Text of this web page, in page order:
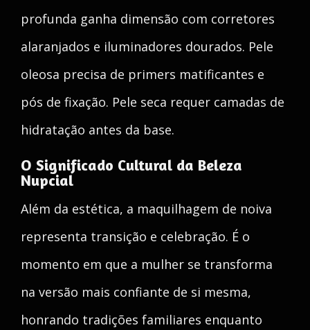
profunda ganha dimensão com corretores
alaranjados e iluminadores dourados. Pele
oleosa precisa de primers matificantes e
pós de fixação. Pele seca requer camadas de
hidratação antes da base.
O Significado Cultural da Beleza
Nupcial
Além da estética, a maquilhagem de noiva
representa transição e celebração. É o
momento em que a mulher se transforma
na versão mais confiante de si mesma,
honrando tradições familiares enquanto